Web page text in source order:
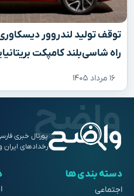
راه شاسی‌بلند کامپکت
۱۶ مرداد ۱۴۰۵
پورتال خبری
رخدادهای ایران
دسته بندی ها
اجتماعی